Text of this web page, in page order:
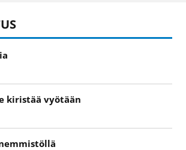
kiristää vyötään